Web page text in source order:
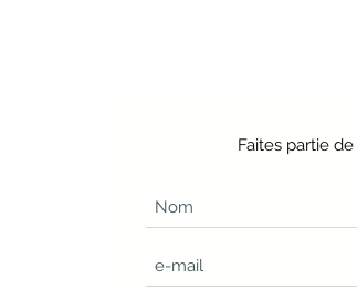
Faites partie